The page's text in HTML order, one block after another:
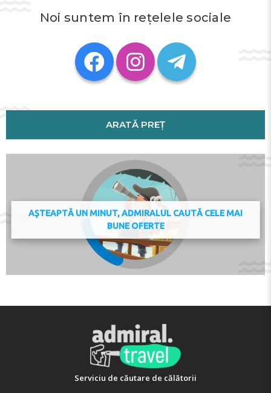
Notre Dame Cathedral is 38 km from the apartment,
while Sainte-Chapelle is 38 km away. The nearest airport
is Paris - Charles de Gaulle, 27 km from *Disneyland-
Paris* 6pers, Wifi, Parking, Netflix, and the property
offers a paid airport shuttle service.
This property will not accommodate hen, stag or similar
after check-out, according to this property's Damage
Policy. Managed by a private host
Check-in 16:00 - 20:00
Check-out 09:00 - 11:00
Key collection at the property - someone will meet you.
38 Avenue de la Société des Nations, 77144,
Montévrain, France
Telefon:
Noi suntem în rețelele sociale
ARATĂ PREȚ
AȘTEAPTĂ UN MINUT, ADMIRALUL CAUTĂ CELE MAI
BUNE OFERTE
Serviciu de căutare de călătorii